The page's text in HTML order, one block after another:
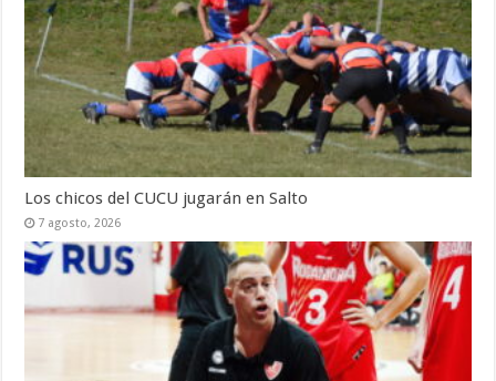
Los chicos del CUCU jugarán en Salto
7 agosto, 2026